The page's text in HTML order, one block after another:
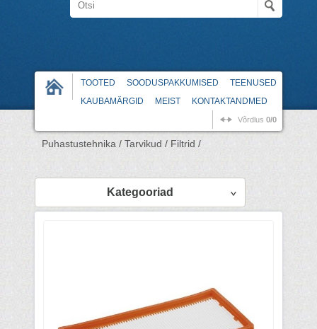
TOOTED SOODUSPAKKUMISED
TEENUSED
KAUBAMÄRGID
MEIST KONTAKTANDMED
Võrdlus 0/0
Puhastustehnika / Tarvikud / Filtrid /
Kategooriad